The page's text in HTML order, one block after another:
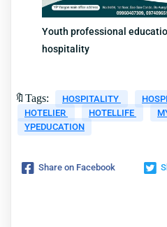
Youth professional
hospitality
🔖Tags: HOSPITALITY
HOTELIER
HOTELLIFE
YPEDUCATION
Share on Facebook